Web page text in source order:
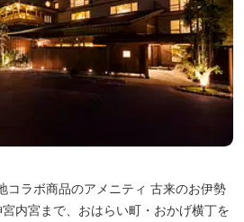
品のアメニティ 古来のお伊勢
内宮まで、おはらい町・おかげ横丁を